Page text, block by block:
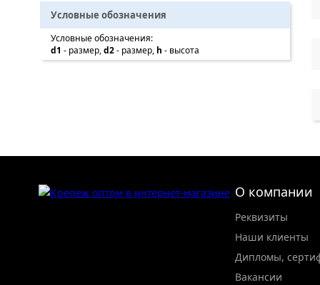
Условные обозначения
Условные обозначения:
d1 - размер,d2- размер, h - высота
О компании
Реквизиты
Наши клиенты
Дипломы,
Вакансии